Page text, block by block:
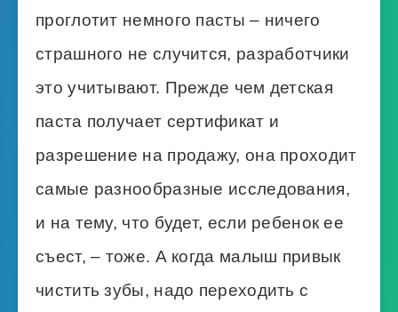
проглотит немного пасты – ничего
страшного не случится, разработчики
это учитывают. Прежде чем детская
паста получает сертификат и
разрешение на продажу, она проходит
самые разнообразные исследования,
и на тему, что будет, если ребенок ее
съест, – тоже. А когда малыш привык
чистить зубы, надо переходить с